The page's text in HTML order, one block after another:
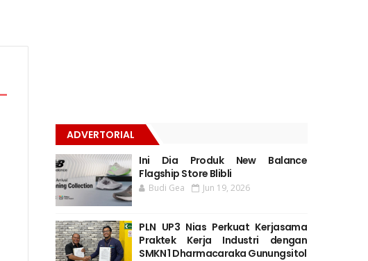
ADVERTORIAL
Ini Dia Produk New Balance
Flagship Store Blibli
Budi Gea Jun 19, 2026
PLN UP3 Nias Perkuat Kerjasama
Praktek Kerja Industri dengan
SMKN 1 Dharmacaraka Gunungsitol